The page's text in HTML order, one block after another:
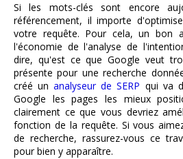
Si les mots-clés sont encore
référencement, il importe
votre requête. Pour cela, un bon
l'économie de l'analyse de
dire, qu'est ce que Google veut
présente pour une recherche
créé unanalyseur de SERP qui va
Google les pages les mieux
clairement ce que vous devriez
fonction de la requête. Si vous
de recherche, rassurez-vous ce
pour bien y apparaître.